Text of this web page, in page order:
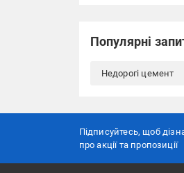
Популярні
Недорогі цемент
Підписуйтесь, щоб
про акції та пропозиції